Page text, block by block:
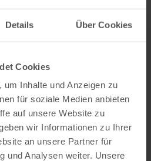
Details Über Cookies
Cookies
Inhalte und Anzeigen zu
für soziale Medien anbieten
auf unsere Website zu
wir Informationen zu Ihrer
an unsere Partner für
und Analysen weiter. Unsere